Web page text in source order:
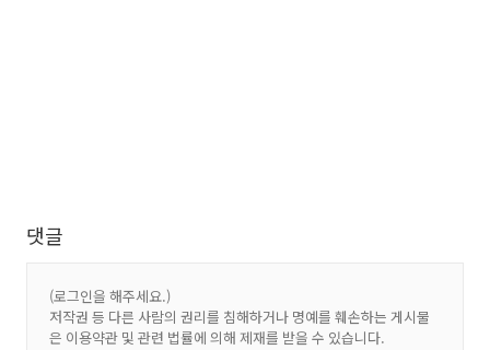
댓글